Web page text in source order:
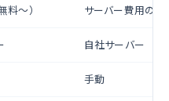
料〜） サーバー費用のみ
自社サーバー
手動